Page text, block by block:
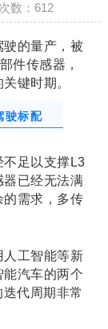
数： 612
的量产，被
件传感器，
键时期。
驶标配
不足以支撑L3
器已经无法满
的需求，多传
人工智能等新
汽车的两个
代周期非常